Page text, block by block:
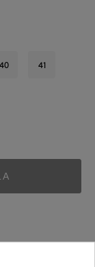
40 41